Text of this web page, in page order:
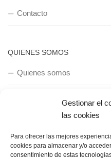
Gestionar el
las cookies
Para ofrecer las mejores
cookies para almacenar y/o
consentimiento de estas
Contacto
QUIENES SOMOS
Quienes somos
POLÍTICA DE PRIVACIDAD
Política de privacidad